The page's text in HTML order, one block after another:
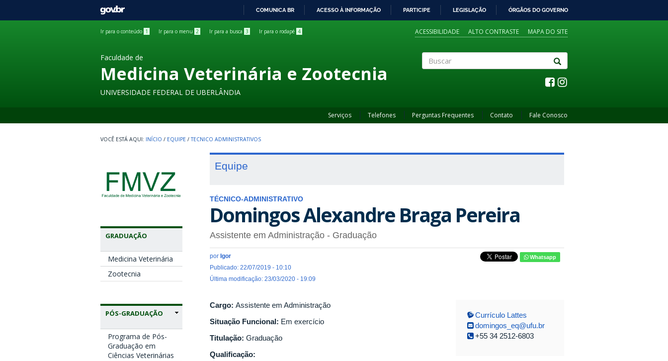
GOVBR
COMUNICA BR ACESSO À INFORMAÇÃO PARTICIPE LEGISLAÇÃO ÓRGÃOS DO GOVERNO
Ir para o conteúdo 1 Ir para o menu 2 Ir para a busca 3 Ir para o rodapé 4 ACESSIBILIDADE ALTO CONTRASTE MAPA DO SITE
Faculdade de
Medicina Veterinária e Zootecnia
UNIVERSIDADE FEDERAL DE UBERLÂNDIA
Serviços Telefones Perguntas Frequentes Contato Fale Conosco
INÍCIO / EQUIPE / TECNICO ADMINISTRATIVOS
GRADUAÇÃO
Medicina Veterinária
Zootecnia
PÓS-GRADUAÇÃO
Programa de Pós-
Graduação em
Ciências Veterinárias
Equipe
TÉCNICO-ADMINISTRATIVO
Domingos Alexandre Braga Pereira
Assistente em Administração - Graduação
por Igor
Publicado: 22/07/2019 - 10:10
Última modificação: 23/03/2020 - 19:09
Whatsapp
Cargo: Assistente em Administração
Situação Funcional: Em exercício
Titulação: Graduação
Qualificação:
Currículo Lattes
domingos_eq@ufu.br
+55 34 2512-6803